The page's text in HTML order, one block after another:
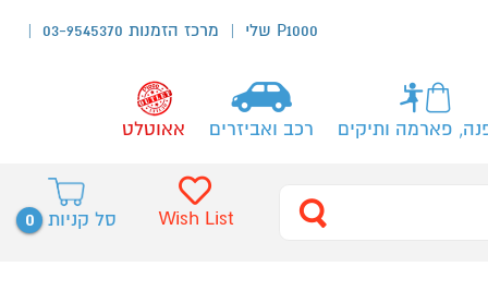
P1000 שלי מרכז הזמנות 03-9545370
פארמה ותיקים רכב ואביזרים אאוטלט
סל קניות 0 Wish List